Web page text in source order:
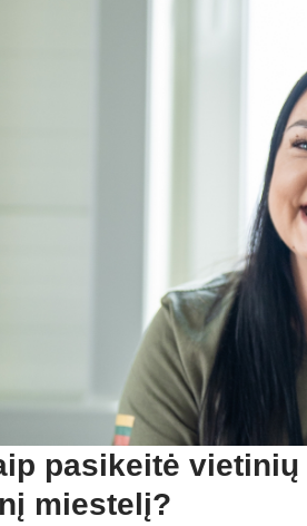
pasikeitė
miestelį?